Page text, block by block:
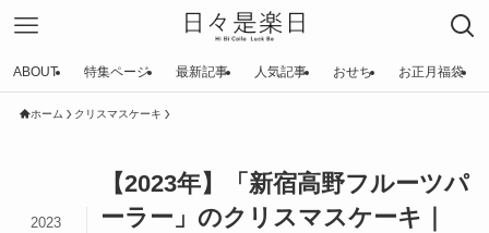
ABOUT 特集ページ 最新記事 人気記事 おせち お正月福袋
ホーム クリスマスケーキ
【2023年】「新宿高野フルーツパ
ーラー」のクリスマスケーキ｜
2023